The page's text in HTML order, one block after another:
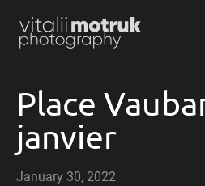
Place
janvier
January 30, 2022